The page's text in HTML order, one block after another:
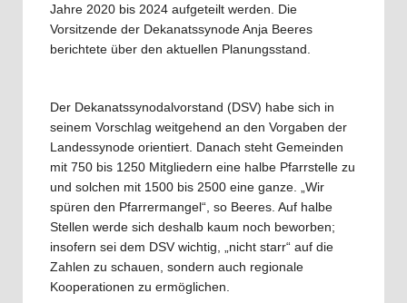
Jahre 2020 bis 2024 aufgeteilt werden. Die
Vorsitzende der Dekanatssynode Anja Beeres
berichtete über den aktuellen Planungsstand.
Der Dekanatssynodalvorstand (DSV) habe sich in
seinem Vorschlag weitgehend an den Vorgaben der
Landessynode orientiert. Danach steht Gemeinden
mit 750 bis 1250 Mitgliedern eine halbe Pfarrstelle zu
und solchen mit 1500 bis 2500 eine ganze. „Wir
spüren den Pfarrermangel“, so Beeres. Auf halbe
Stellen werde sich deshalb kaum noch beworben;
insofern sei dem DSV wichtig, „nicht starr“ auf die
Zahlen zu schauen, sondern auch regionale
Kooperationen zu ermöglichen.